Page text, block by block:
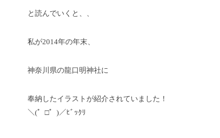
と読んでいくと、、
私が2014年の年末、
神奈川県の龍口明神社に
奉納したイラストが紹介されていました！
＼(゜□゜)／ﾋﾞｯｸﾘ